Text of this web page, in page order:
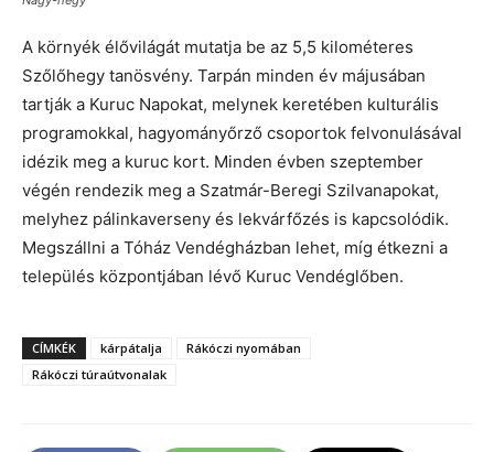
A környék élővilágát mutatja be az 5,5 kilométeres
Szőlőhegy tanösvény. Tarpán minden év májusában
tartják a Kuruc Napokat, melynek keretében kulturális
programokkal, hagyományőrző csoportok felvonulásával
idézik meg a kuruc kort. Minden évben szeptember
végén rendezik meg a Szatmár-Beregi Szilvanapokat,
melyhez pálinkaverseny és lekvárfőzés is kapcsolódik.
Megszállni a Tóház Vendégházban lehet, míg étkezni a
település központjában lévő Kuruc Vendéglőben.
CÍMKÉK kárpátalja
Rákóczi nyomában
Rákóczi túraútvonalak